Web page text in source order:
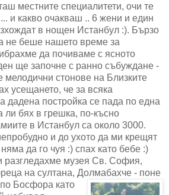
местните специалитети, очи те
и какво очакваш .. 6 жени и един
в нощен Истанбул :). Бързо
не беше нашето време за
да почиваме с ясното
ще започне с ранно събуждане -
мелодични стонове на Близките
усещането, че за всяка
дадена постройка се пада по една
ли бях в грешка, по-късно
в Истанбул са около 3000.
и до ухото да ми крещят
да го чуя :) спах като бебе :)
разгледахме музея Св. София,
на султана, Долмабахче - поне
по Босфора като